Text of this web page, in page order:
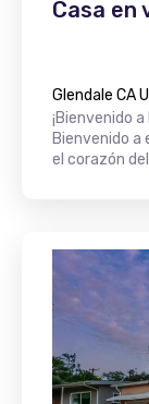
Casa en
Glendale CA
¡Bienvenido
Bienvenido
el corazón